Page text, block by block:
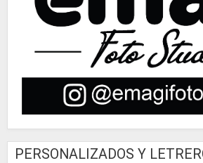
PERSONALIZADOS Y